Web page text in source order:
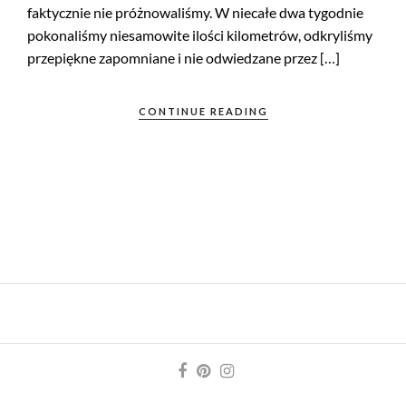
faktycznie nie próżnowaliśmy. W niecałe dwa tygodnie
pokonaliśmy niesamowite ilości kilometrów, odkryliśmy
przepiękne zapomniane i nie odwiedzane przez […]
CONTINUE READING